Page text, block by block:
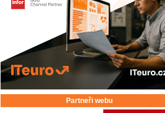
Partneři webu